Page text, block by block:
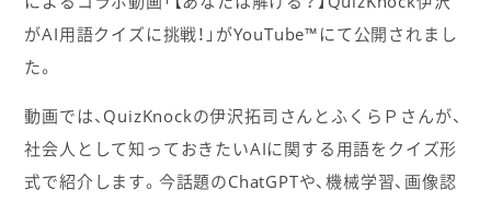
がAI用語クイズに挑戦！」がYouTube™にて公開されまし
た。
動画では、QuizKnockの伊沢拓司さんとふくらＰさんが、
社会人として知っておきたいAIに関する用語をクイズ形
式で紹介します。今話題のChatGPTや、機械学習、画像認